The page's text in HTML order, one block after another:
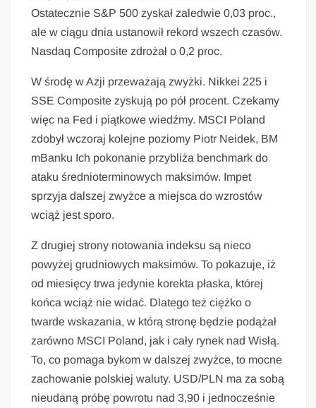
Ostatecznie S&P 500 zyskał zaledwie 0,03 proc.,
ale w ciągu dnia ustanowił rekord wszech czasów.
Nasdaq Composite zdrożał o 0,2 proc.
W środę w Azji przeważają zwyżki. Nikkei 225 i
SSE Composite zyskują po pół procent. Czekamy
więc na Fed i piątkowe wiedźmy. MSCI Poland
zdobył wczoraj kolejne poziomy Piotr Neidek, BM
mBanku Ich pokonanie przybliża benchmark do
ataku średnioterminowych maksimów. Impet
sprzyja dalszej zwyżce a miejsca do wzrostów
wciąż jest sporo.
Z drugiej strony notowania indeksu są nieco
powyżej grudniowych maksimów. To pokazuje, iż
od miesięcy trwa jedynie korekta płaska, której
końca wciąż nie widać. Dlatego też ciężko o
twarde wskazania, w którą stronę będzie podążał
zarówno MSCI Poland, jak i cały rynek nad Wisłą.
To, co pomaga bykom w dalszej zwyżce, to mocne
zachowanie polskiej waluty. USD/PLN ma za sobą
nieudaną próbę powrotu nad 3,90 i jednocześnie